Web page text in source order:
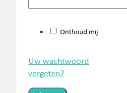
Onthoud mij
Uw wachtwoord
vergeten?